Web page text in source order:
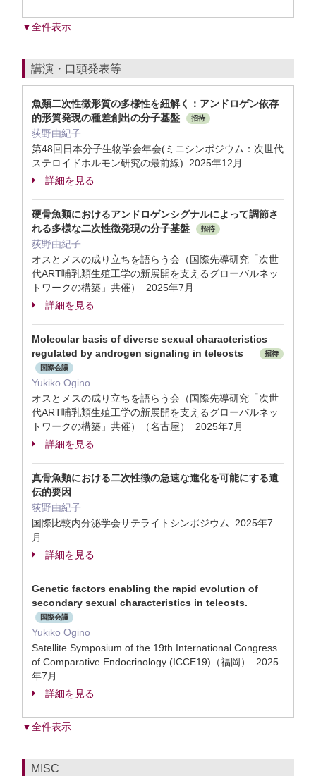
▼全件表示
講演・口頭発表等
魚類二次性徴形質の多様性を紐解く：アンドロゲン依存
的形質発現の種差創出の分子基盤
招待
荻野由紀子
第48回日本分子生物学会年会(ミニシンポジウム：次世代
ステロイドホルモン研究の最前線) 2025年12月
詳細を見る
硬骨魚類におけるアンドロゲンシグナルによって調節さ
れる多様な二次性徴発現の分子基盤
招待
荻野由紀子
オスとメスの成り立ちを語らう会（国際先導研究「次世
代ART哺乳類生殖工学の新展開を支えるグローバルネッ
トワークの構築」共催） 2025年7月
詳細を見る
Molecular basis of diverse sexual characteristics
regulated by androgen signaling in teleosts
招待
国際会議
Yukiko Ogino
オスとメスの成り立ちを語らう会（国際先導研究「次世
代ART哺乳類生殖工学の新展開を支えるグローバルネッ
トワークの構築」共催）（名古屋） 2025年7月
詳細を見る
真骨魚類における二次性徴の急速な進化を可能にする遺
伝的要因
荻野由紀子
国際比較内分泌学会サテライトシンポジウム 2025年7
月
詳細を見る
Genetic factors enabling the rapid evolution of
secondary sexual characteristics in teleosts.
国際会議
Yukiko Ogino
Satellite Symposium of the 19th International Congress
of Comparative Endocrinology (ICCE19)（福岡） 2025
年7月
詳細を見る
▼全件表示
MISC